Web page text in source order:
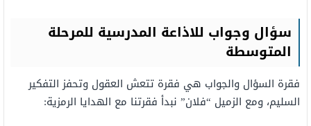
سؤال وجواب للاذاعة المدرسية للمرحلة
المتوسطة
فقرة السؤال والجواب هي فقرة تتعش العقول وتحفز التفكير
السليم، ومع الزميل “فلان” نبدأ فقرتنا مع الهدايا الرمزية: